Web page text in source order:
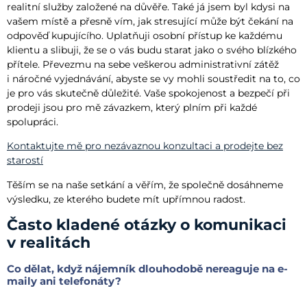
realitní služby založené na důvěře. Také já jsem byl kdysi na
vašem místě a přesně vím, jak stresující může být čekání na
odpověď kupujícího. Uplatňuji osobní přístup ke každému
klientu a slibuji, že se o vás budu starat jako o svého blízkého
přítele. Převezmu na sebe veškerou administrativní zátěž
i náročné vyjednávání, abyste se vy mohli soustředit na to, co
je pro vás skutečně důležité. Vaše spokojenost a bezpečí při
prodeji jsou pro mě závazkem, který plním při každé
spolupráci.
Kontaktujte mě pro nezávaznou konzultaci a prodejte bez
starostí
Těším se na naše setkání a věřím, že společně dosáhneme
výsledku, ze kterého budete mít upřímnou radost.
Často kladené otázky o komunikaci
v realitách
Co dělat, když nájemník dlouhodobě nereaguje na e-
maily ani telefonáty?